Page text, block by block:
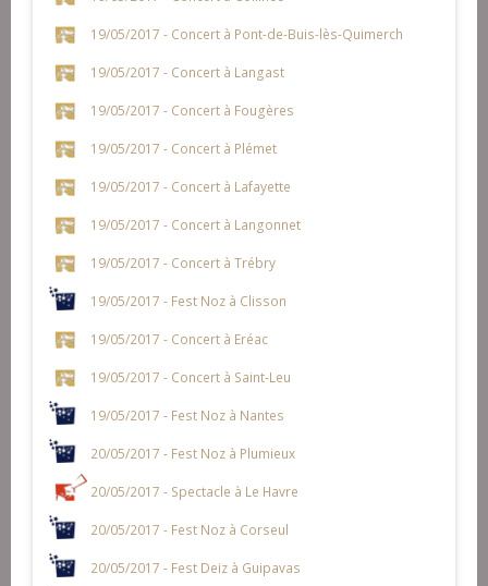
19/05/2017 - Concert à Pont-de-Buis-lès-Quimerch
19/05/2017 - Concert à Langast
19/05/2017 - Concert à Fougères
19/05/2017 - Concert à Plémet
19/05/2017 - Concert à Lafayette
19/05/2017 - Concert à Langonnet
19/05/2017 - Concert à Trébry
19/05/2017 - Fest Noz à Clisson
19/05/2017 - Concert à Eréac
19/05/2017 - Concert à Saint-Leu
19/05/2017 - Fest Noz à Nantes
20/05/2017 - Fest Noz à Plumieux
20/05/2017 - Spectacle à Le Havre
20/05/2017 - Fest Noz à Corseul
20/05/2017 - Fest Deiz à Guipavas